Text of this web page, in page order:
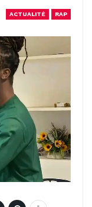
ACTUALITÉ RAP